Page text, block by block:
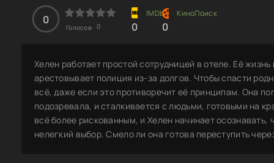
0
Голосов: 0 0 0
Хелен работает простой сотрудницей в отеле. Её
арестовывает полиция из-за долгов. Чтобы спасти
всё, даже если это противоречит её принципам. Она
подозревала, и сталкивается с людьми, готовыми на
всё более рискованным, и Хелен начинает осознавать,
нелегкий выбор. Смело ли она готова переступить